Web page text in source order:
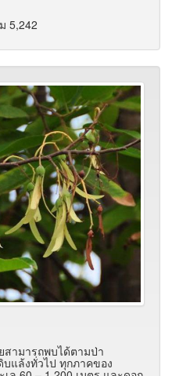
5,242
สามารถพบได้ตามป่า
แล้งทั่วไป ทุกภาคของ